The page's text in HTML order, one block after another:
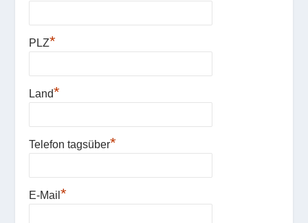
PLZ*
Land*
Telefon tagsüber*
E-Mail*